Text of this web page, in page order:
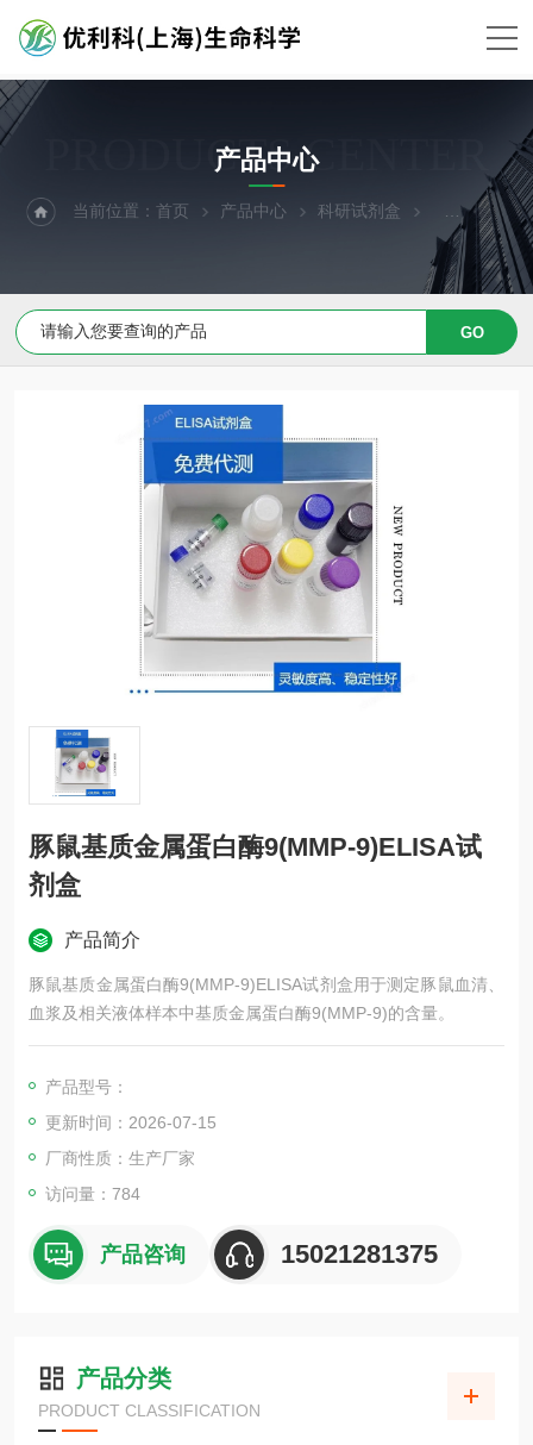
PRODUCTS CENTER
产品中心
当前位置：首页 产品中心 科研试剂盒 ELISA试剂盒
豚鼠基质金属蛋白酶9(MMP-9)ELISA试
剂盒
产品简介
豚鼠基质金属蛋白酶9(MMP-9)ELISA试剂盒用于测定豚鼠血清、
血浆及相关液体样本中基质金属蛋白酶9(MMP-9)的含量。
产品型号：
更新时间：2026-07-15
厂商性质：生产厂家
访问量：784
产品咨询 15021281375
产品分类
PRODUCT CLASSIFICATION